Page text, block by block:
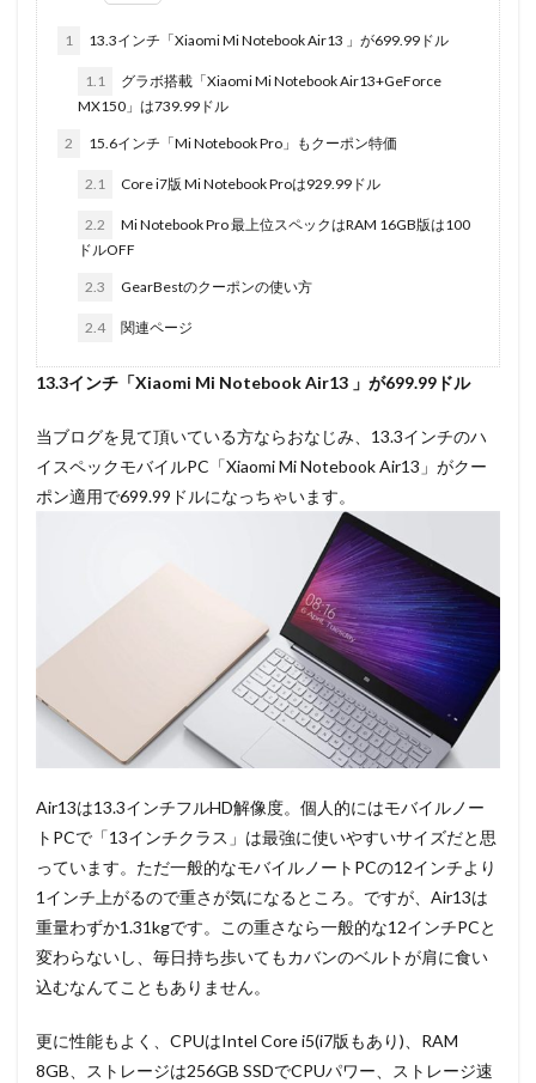
1 13.3インチ「Xiaomi Mi Notebook Air13 」が699.99ドル
1.1
グラボ搭載「Xiaomi Mi Notebook Air13+GeForce
MX150」は739.99ドル
2 15.6インチ「Mi Notebook Pro」もクーポン特価
2.1 Core i7版 Mi Notebook Proは929.99ドル
2.2
Mi Notebook Pro 最上位スペックはRAM 16GB版は100
ドルOFF
2.3 GearBestのクーポンの使い方
2.4 関連ページ
13.3インチ「Xiaomi Mi Notebook Air13 」が699.99ドル
当ブログを見て頂いている方ならおなじみ、13.3インチのハ
イスペックモバイルPC「Xiaomi Mi Notebook Air13」がクー
ポン適用で699.99ドルになっちゃいます。
Air13は13.3インチフルHD解像度。個人的にはモバイルノー
トPCで「13インチクラス」は最強に使いやすいサイズだと思
っています。ただ一般的なモバイルノートPCの12インチより
1インチ上がるので重さが気になるところ。ですが、Air13は
重量わずか1.31kgです。この重さなら一般的な12インチPCと
変わらないし、毎日持ち歩いてもカバンのベルトが肩に食い
込むなんてこともありません。
更に性能もよく、CPUはIntel Core i5(i7版もあり)、RAM
8GB、ストレージは256GB SSDでCPUパワー、ストレージ速